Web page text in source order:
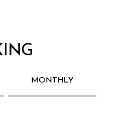
MONTHLY